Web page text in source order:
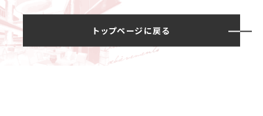
トップページに戻る